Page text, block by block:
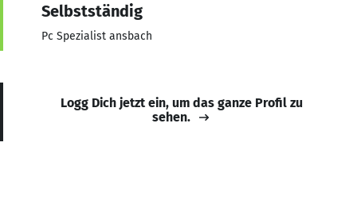
Selbstständig
Pc Spezialist ansbach
Logg Dich jetzt ein, um das ganze Profil zu
sehen.